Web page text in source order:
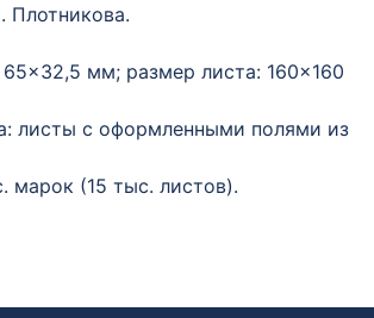
Плотникова.
мм; размер листа: 160×160
листы с оформленными полями из
марок (15 тыс. листов).